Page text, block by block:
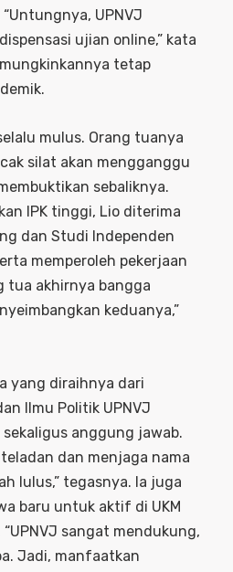
UPNVJ
ujian online,” kata
tetap
mulus. Orang tuanya
silat akan mengganggu
sebaliknya.
IPK tinggi, Lio diterima
dan Studi Independen
memperoleh pekerjaan
tua akhirnya bangga
keduanya,”
yang diraihnya dari
Ilmu Politik UPNVJ
anggung jawab.
dan menjaga nama
lulus,” tegasnya. Ia juga
baru untuk aktif di UKM
sangat mendukung,
Jadi, manfaatkan